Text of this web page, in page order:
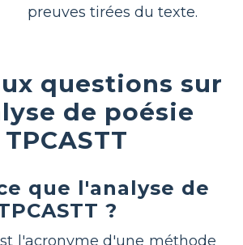
preuves tirées du texte.
questions sur
de poésie
TPCASTT
que l'analyse de
?
l'acronyme d'une méthode